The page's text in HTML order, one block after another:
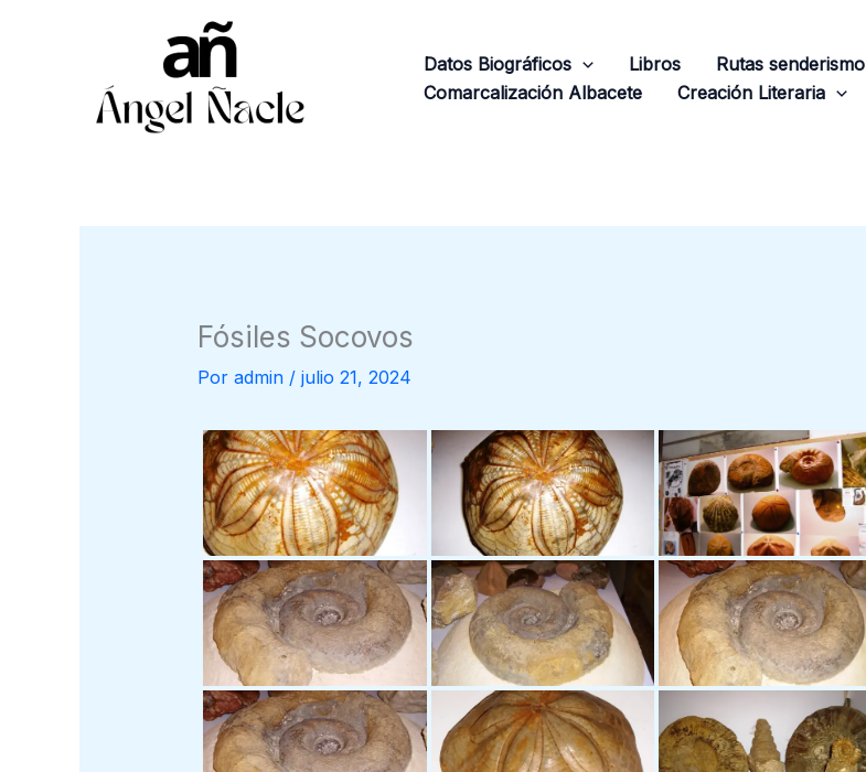
Datos Biográficos Libros Rutas senderismo
Comarcalización Albacete
Creación Literaria
Fósiles Socovos
Por admin / julio 21, 2024